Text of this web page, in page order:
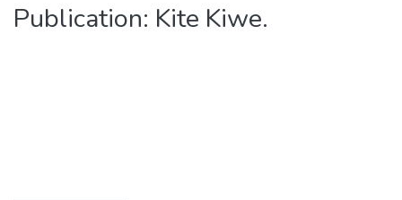
Publication: Kite Kiwe.